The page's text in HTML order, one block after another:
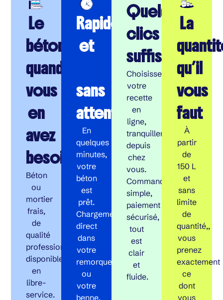
Le
béton
quand
vous
en
avez
besoin
Béton
ou
mortier
frais,
de
qualité
professionnelle,
disponible
en
libre-
service.
Rapide
et
sans
attente
En
quelques
minutes,
votre
béton
est
prêt.
Chargement
direct
dans
votre
remorque
ou
votre
benne,
Quelques
clics
suffisent
Choisissez
votre
recette
en
ligne,
tranquillement
depuis
chez
vous.
Commande
simple,
paiement
sécurisé,
tout
est
clair
et
fluide.
La
qu’il
vous
faut
À
partir
de
150 L
et
sans
limite
de
quantité,,
vous
prenez
exactement
ce
dont
vous